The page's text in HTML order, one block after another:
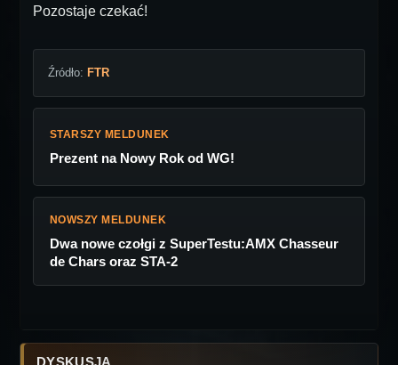
Pozostaje czekać!
Źródło: FTR
STARSZY MELDUNEK
Prezent na Nowy Rok od WG!
NOWSZY MELDUNEK
Dwa nowe czołgi z SuperTestu:AMX Chasseur
de Chars oraz STA-2
DYSKUSJA